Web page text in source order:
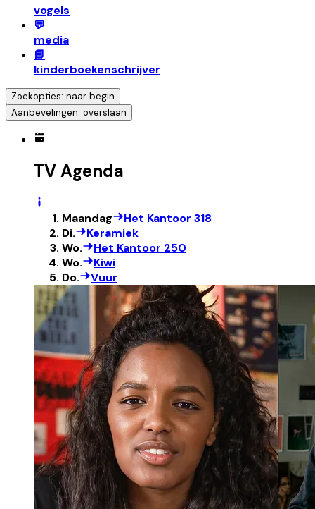
vogels
💬
media
📘
kinderboekenschrijver
Zoekopties: naar begin
Aanbevelingen: overslaan
TV Agenda
Maandag
Het Kantoor 318
Di.
Keramiek
Wo.
Het Kantoor 250
Wo.
Kiwi
Do.
Vuur